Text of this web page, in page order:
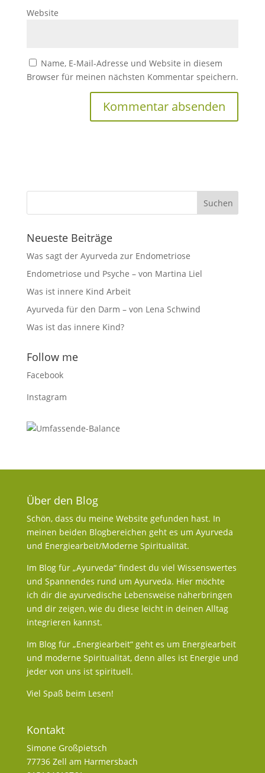
Website
Name, E-Mail-Adresse und Website in diesem
Browser für meinen nächsten Kommentar speichern.
Neueste Beiträge
Was sagt der Ayurveda zur Endometriose
Endometriose und Psyche – von Martina Liel
Was ist innere Kind Arbeit
Ayurveda für den Darm – von Lena Schwind
Was ist das innere Kind?
Follow me
Facebook
Instagram
Über den Blog
Schön, dass du meine Website gefunden hast. In
meinen beiden Blogbereichen geht es um Ayurveda
und Energiearbeit/Moderne Spiritualität.
Im Blog für „Ayurveda“ findest du viel Wissenswertes
und Spannendes rund um Ayurveda. Hier möchte
ich dir die ayurvedische Lebensweise näherbringen
und dir zeigen, wie du diese leicht in deinen Alltag
integrieren kannst.
Im Blog für „Energiearbeit“ geht es um Energiearbeit
und moderne Spiritualität, denn alles ist Energie und
jeder von uns ist spirituell.
Viel Spaß beim Lesen!
Kontakt
Simone Großpietsch
77736 Zell am Harmersbach